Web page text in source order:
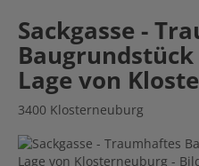
Sackgasse -
Lage von
3400 Klosterneuburg